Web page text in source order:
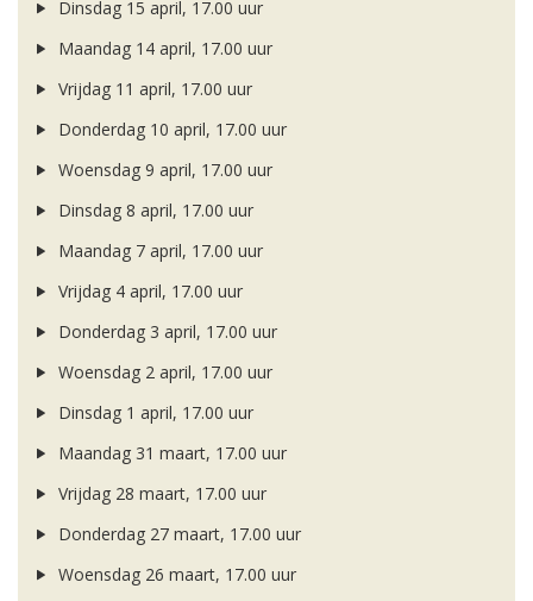
Dinsdag 15 april, 17.00 uur
Maandag 14 april, 17.00 uur
Vrijdag 11 april, 17.00 uur
Donderdag 10 april, 17.00 uur
Woensdag 9 april, 17.00 uur
Dinsdag 8 april, 17.00 uur
Maandag 7 april, 17.00 uur
Vrijdag 4 april, 17.00 uur
Donderdag 3 april, 17.00 uur
Woensdag 2 april, 17.00 uur
Dinsdag 1 april, 17.00 uur
Maandag 31 maart, 17.00 uur
Vrijdag 28 maart, 17.00 uur
Donderdag 27 maart, 17.00 uur
Woensdag 26 maart, 17.00 uur